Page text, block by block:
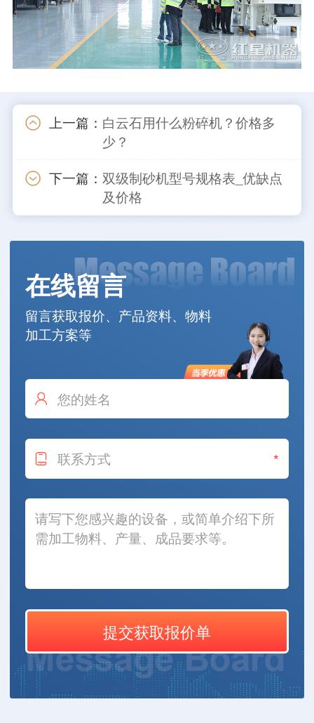
上一篇： 白云石用什么粉碎机？价格多
少？
下一篇： 双级制砂机型号规格表_优缺点
及价格
在线留言
留言获取报价、产品资料、物料
加工方案等
*